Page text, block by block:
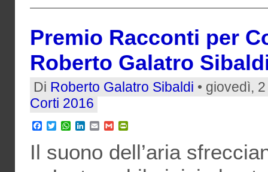
Premio Racconti per
Roberto Galatro
Di Roberto Galatro Sibaldi • giovedì,
Corti 2016
Facebook
TwitterWhatsApp
LinkedIn
EmailGmail
Il suono dell’aria